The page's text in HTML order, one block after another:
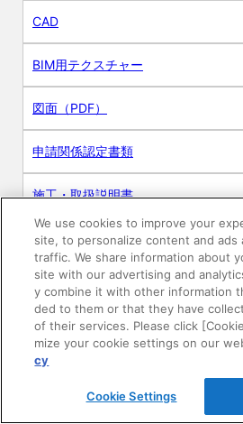
CAD
BIM用テクスチャー
図面（PDF）
申請関係認定書類
施工・取扱説明書
動画
シミュレーションツール
24時間換気システム〈エアスマート
簡易設計見積ソフト
R&Dセンター環境測定・分析サービス
We use cookies to improve your
site, to personalize content and ads
traffic. We share information about
site with our advertising and
y combine it with other information
ded to them or that they have
of their services. Please click
mize your cookie settings on our
cy
Cookie Settings